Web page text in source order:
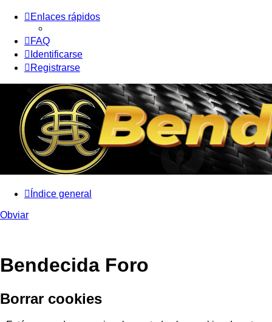
Enlaces rápidos
FAQ
Identificarse
Registrarse
Índice general
Obviar
Bendecida Foro
Borrar cookies